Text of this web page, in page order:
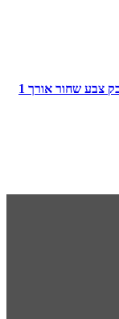
תעלת דריכה PVC דקורטיבית לכבלים עם פס דבק צבע שחור אורך 1